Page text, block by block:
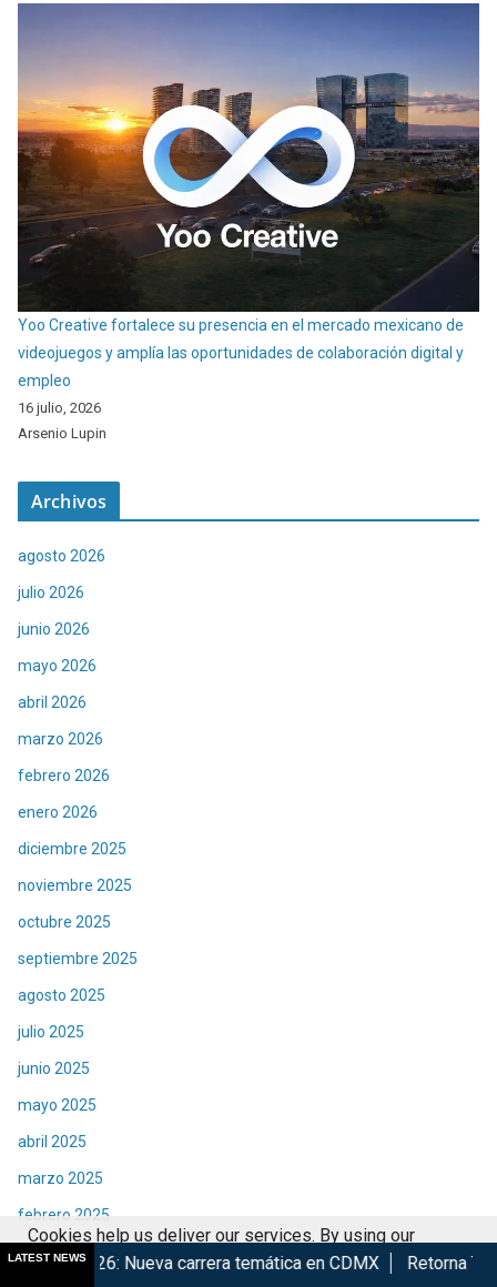
Yoo Creative fortalece su presencia en el mercado mexicano de
videojuegos y amplía las oportunidades de colaboración digital y
empleo
16 julio, 2026
Arsenio Lupin
Archivos
agosto 2026
julio 2026
junio 2026
mayo 2026
abril 2026
marzo 2026
febrero 2026
enero 2026
diciembre 2025
noviembre 2025
octubre 2025
septiembre 2025
agosto 2025
julio 2025
junio 2025
mayo 2025
abril 2025
marzo 2025
febrero 2025
enero 2025
LATEST NEWS
carrera temática en CDMX Retorna The Transformers:
Cookies help us deliver our services. By using our
services, you agree to our use of cookies.
Got it